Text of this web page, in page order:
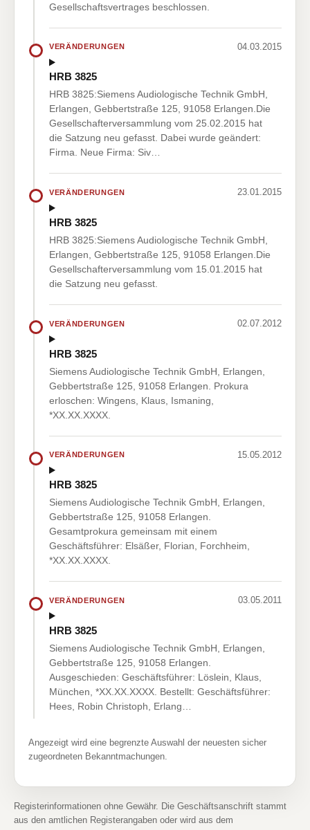
Gesellschaftsvertrages beschlossen.
VERÄNDERUNGEN 04.03.2015
HRB 3825
HRB 3825:Siemens Audiologische Technik GmbH,
Erlangen, Gebbertstraße 125, 91058 Erlangen.Die
Gesellschafterversammlung vom 25.02.2015 hat
die Satzung neu gefasst. Dabei wurde geändert:
Firma. Neue Firma: Siv…
VERÄNDERUNGEN 23.01.2015
HRB 3825
HRB 3825:Siemens Audiologische Technik GmbH,
Erlangen, Gebbertstraße 125, 91058 Erlangen.Die
Gesellschafterversammlung vom 15.01.2015 hat
die Satzung neu gefasst.
VERÄNDERUNGEN 02.07.2012
HRB 3825
Siemens Audiologische Technik GmbH, Erlangen,
Gebbertstraße 125, 91058 Erlangen. Prokura
erloschen: Wingens, Klaus, Ismaning,
*XX.XX.XXXX.
VERÄNDERUNGEN 15.05.2012
HRB 3825
Siemens Audiologische Technik GmbH, Erlangen,
Gebbertstraße 125, 91058 Erlangen.
Gesamtprokura gemeinsam mit einem
Geschäftsführer: Elsäßer, Florian, Forchheim,
*XX.XX.XXXX.
VERÄNDERUNGEN 03.05.2011
HRB 3825
Siemens Audiologische Technik GmbH, Erlangen,
Gebbertstraße 125, 91058 Erlangen.
Ausgeschieden: Geschäftsführer: Löslein, Klaus,
München, *XX.XX.XXXX. Bestellt: Geschäftsführer:
Hees, Robin Christoph, Erlang…
Angezeigt wird eine begrenzte Auswahl der neuesten sicher
zugeordneten Bekanntmachungen.
Registerinformationen ohne Gewähr. Die Geschäftsanschrift stammt
aus den amtlichen Registerangaben oder wird aus dem